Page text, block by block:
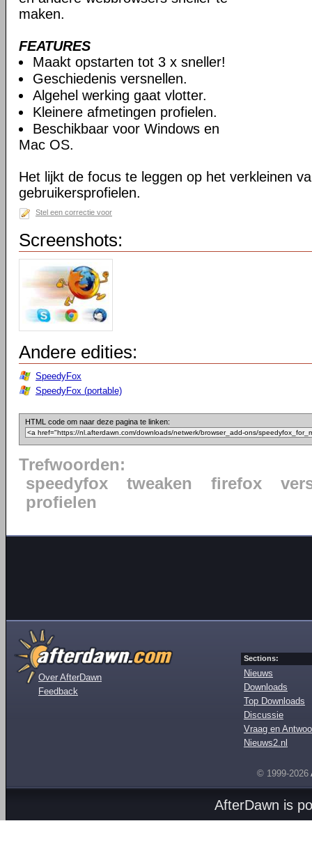
maken.
FEATURES
Maakt opstarten tot 3 x sneller!
Geschiedenis versnellen.
Algehel werking gaat vlotter.
Kleinere afmetingen profielen.
Beschikbaar voor Windows en
Mac OS.
Het lijkt de focus te leggen op het verkleinen
gebruikersprofielen.
Stel een correctie voor
Screenshots:
Andere edities:
SpeedyFox
SpeedyFox (portable)
HTML code om naar deze pagina te linken:
Trefwoorden:
speedyfox
tweaken firefox
profielen
Over AfterDawn
Feedback
Sections:
Nieuws
Downloads
Top Downloads
Discussie
Vraag en
Nieuws2.nl
© 1999-2026
AfterDawn is